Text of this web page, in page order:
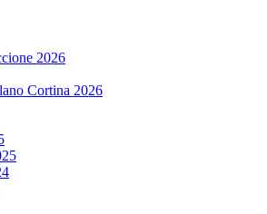
2026
Cortina 2026